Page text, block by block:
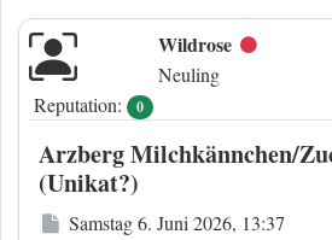
Wildrose Offline
Neuling
Reputation:
0
Arzberg Milchkännchen/
(Unikat?)
Beitrag
Samstag 6. Juni 2026, 13:37